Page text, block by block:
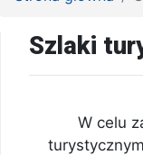
Szlaki
W celu